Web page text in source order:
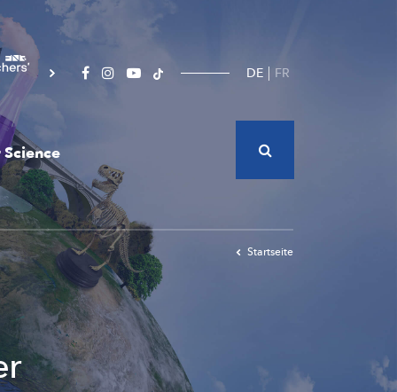
DE FR
Startseite